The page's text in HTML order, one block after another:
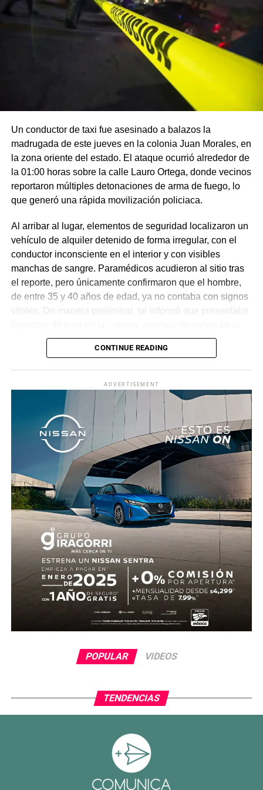
Un conductor de taxi fue asesinado a balazos la
madrugada de este jueves en la colonia Juan Morales, en
la zona oriente del estado. El ataque ocurrió alrededor de
la 01:00 horas sobre la calle Lauro Ortega, donde vecinos
reportaron múltiples detonaciones de arma de fuego, lo
que generó una rápida movilización policiaca.
Al arribar al lugar, elementos de seguridad localizaron un
vehículo de alquiler detenido de forma irregular, con el
conductor inconsciente en el interior y con visibles
manchas de sangre. Paramédicos acudieron al sitio tras
el reporte, pero únicamente confirmaron que el hombre,
de entre 35 y 40 años de edad, ya no contaba con signos
vitales. De manera preliminar, se informó que presentaba
puerta del lado del conductor.
realizaron las diligencias correspondientes y el
levantamiento del cuerpo. Hasta el momento no se
cuenta con información sobre los agresores, y el cadáver
fue trasladado al Servicio Médico Forense en espera de
ser identificado, en tanto continúan las investigaciones.
CONTINUE READING
ADVERTISEMENT
POPULAR VIDEOS
TENDENCIAS